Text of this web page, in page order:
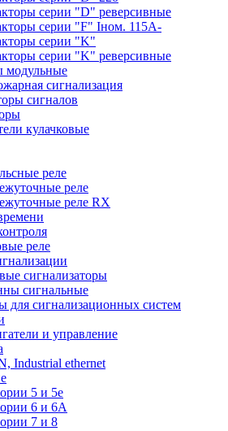
серии "D" реверсивные
серии "F" Iном. 115А-
серии "K"
серии "K" реверсивные
модульные
сигнализация
сигналов
кулачковые
реле
реле
реле RX
реле
сигнализаторы
сигнальные
для сигнализационных систем
и управление
Industrial ethernet
5 и 5е
6 и 6A
7 и 8